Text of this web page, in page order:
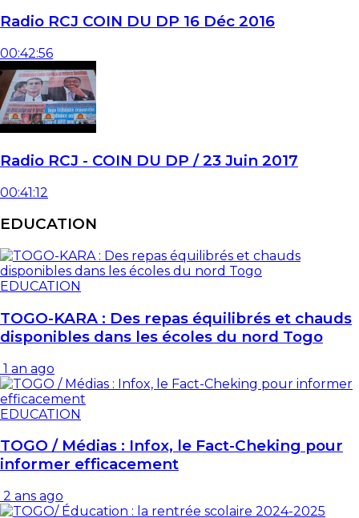
Radio RCJ COIN DU DP 16 Déc 2016
00:42:56
Radio RCJ - COIN DU DP / 23 Juin 2017
00:41:12
EDUCATION
EDUCATION
TOGO-KARA : Des repas équilibrés et chauds
disponibles dans les écoles du nord Togo
1 an ago
EDUCATION
TOGO / Médias : Infox, le Fact-Cheking pour
informer efficacement
2 ans ago